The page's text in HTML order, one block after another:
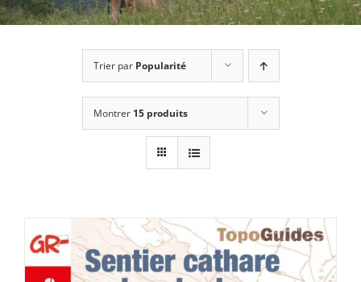
Trier par Popularité
Montrer 15 produits